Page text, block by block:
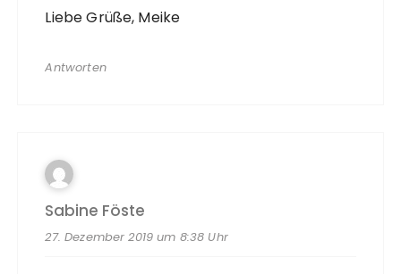
Liebe Grüße, Meike
Antworten
Sabine Föste
27. Dezember 2019 um 8:38 Uhr